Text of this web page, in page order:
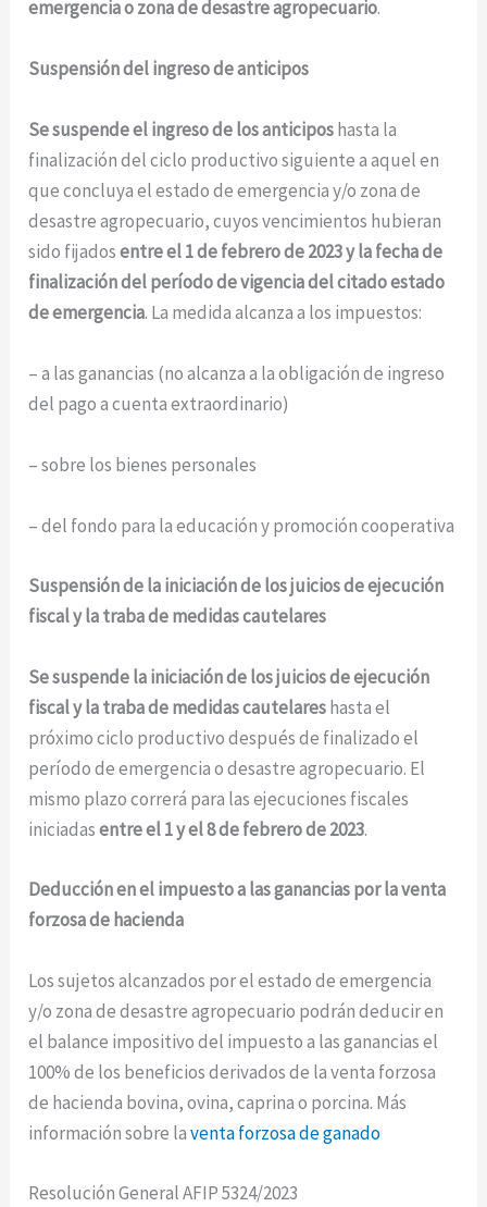
emergencia o zona de desastre agropecuario.
Suspensión del ingreso de anticipos
Se suspende el ingreso de los anticiposhasta la
finalización del ciclo productivo siguiente a aquel en
que concluya el estado de emergencia y/o zona de
desastre agropecuario, cuyos vencimientos hubieran
sido fijadosentre el 1 de febrero de 2023 y la fecha de
finalización del período de vigencia del citado estado
de emergencia. La medida alcanza a los impuestos:
– a las ganancias (no alcanza a la obligación de ingreso
del pago a cuenta extraordinario)
– sobre los bienes personales
– del fondo para la educación y promoción cooperativa
Suspensión de la iniciación de los juicios de ejecución
fiscal y la traba de medidas cautelares
Se suspende la iniciación de los juicios de ejecución
fiscal y la traba de medidas cautelareshasta el
próximo ciclo productivo después de finalizado el
período de emergencia o desastre agropecuario. El
mismo plazo correrá para las ejecuciones fiscales
iniciadasentre el 1 y el 8 de febrero de 2023.
Deducción en el impuesto a las ganancias por la venta
forzosa de hacienda
Los sujetos alcanzados por el estado de emergencia
y/o zona de desastre agropecuario podrán deducir en
el balance impositivo del impuesto a las ganancias el
100% de los beneficios derivados de la venta forzosa
de hacienda bovina, ovina, caprina o porcina. Más
información sobre laventa forzosa de ganado
Resolución General AFIP 5324/2023